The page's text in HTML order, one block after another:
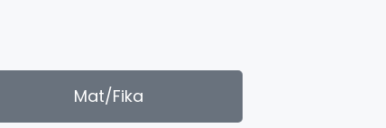
Mat/Fika